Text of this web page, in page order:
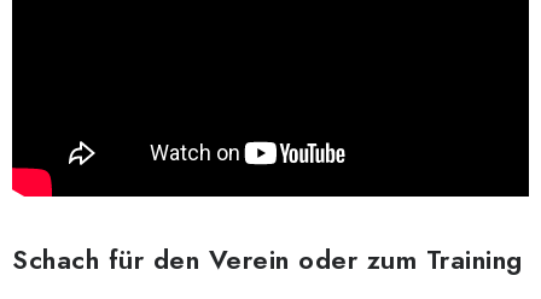
Schach für den Verein oder zum Training